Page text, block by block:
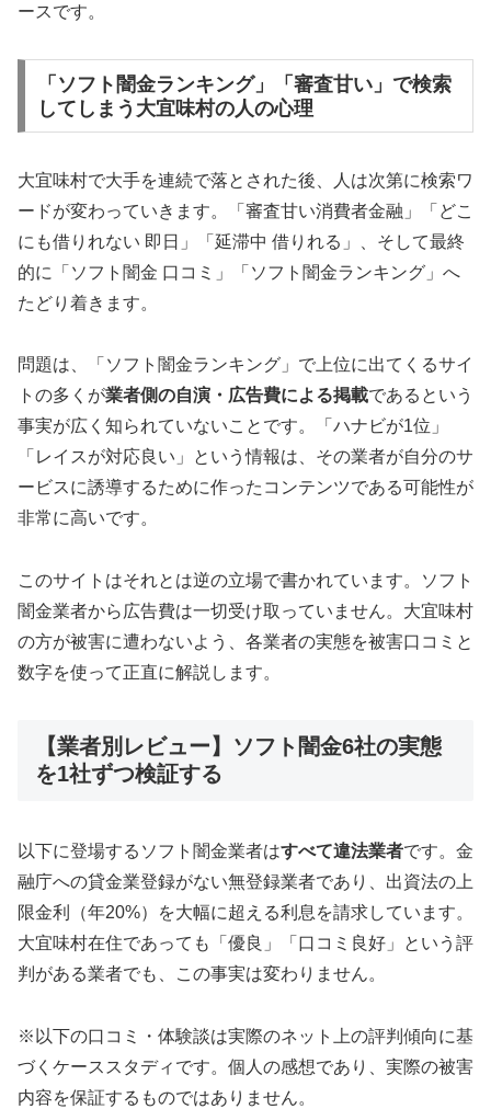
ースです。
「ソフト闇金ランキング」「審査甘い」で検索
してしまう大宜味村の人の心理
大宜味村で大手を連続で落とされた後、人は次第に検索ワ
ードが変わっていきます。「審査甘い消費者金融」「どこ
にも借りれない 即日」「延滞中 借りれる」、そして最終
的に「ソフト闇金 口コミ」「ソフト闇金ランキング」へ
たどり着きます。
問題は、「ソフト闇金ランキング」で上位に出てくるサイ
トの多くが業者側の自演・広告費による掲載であるという
事実が広く知られていないことです。「ハナビが1位」
「レイスが対応良い」という情報は、その業者が自分のサ
ービスに誘導するために作ったコンテンツである可能性が
非常に高いです。
このサイトはそれとは逆の立場で書かれています。ソフト
闇金業者から広告費は一切受け取っていません。大宜味村
の方が被害に遭わないよう、各業者の実態を被害口コミと
数字を使って正直に解説します。
【業者別レビュー】ソフト闇金6社の実態
を1社ずつ検証する
以下に登場するソフト闇金業者はすべて違法業者です。金
融庁への貸金業登録がない無登録業者であり、出資法の上
限金利（年20%）を大幅に超える利息を請求しています。
大宜味村在住であっても「優良」「口コミ良好」という評
判がある業者でも、この事実は変わりません。
※以下の口コミ・体験談は実際のネット上の評判傾向に基
づくケーススタディです。個人の感想であり、実際の被害
内容を保証するものではありません。